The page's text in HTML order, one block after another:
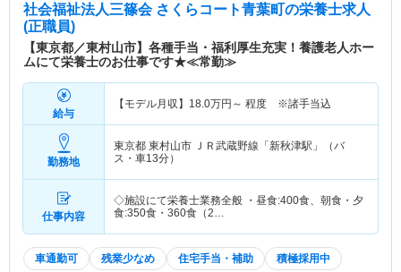
社会福祉法人三篠会 さくらコート青葉町の栄養士求人
(正職員)
【東京都／東村山市】各種手当・福利厚生充実！養護老人ホー
ムにて栄養士のお仕事です★≪常勤≫
給与
【モデル月収】 18.0万円～ 程度 ※諸手当込
勤務地
東京都 東村山市
ＪＲ武蔵野線「新秋津駅」（バ
ス・車13分）
仕事内容
◇施設にて栄養士業務全般 ・昼食:400食、朝食・夕
食:350食・360食（2…
車通勤可 残業少なめ 住宅手当・補助 積極採用中